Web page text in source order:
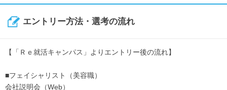
エントリー方法・選考の流れ
【「Ｒｅ就活キャンパス」よりエントリー後の流れ】
■フェイシャリスト（美容職）
会社説明会（Web）